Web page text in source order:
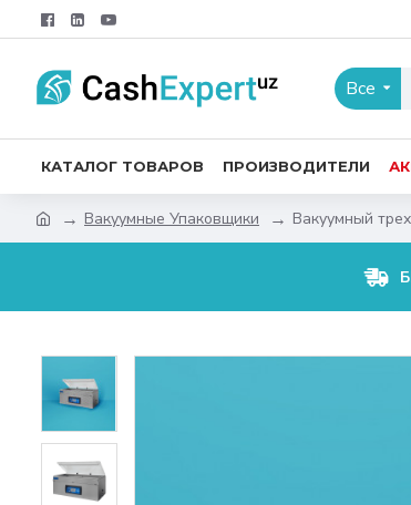
Все
КАТАЛОГ ТОВАРОВ ПРОИЗВОДИТЕЛИ
Вакуумные Упаковщики Вакуумный